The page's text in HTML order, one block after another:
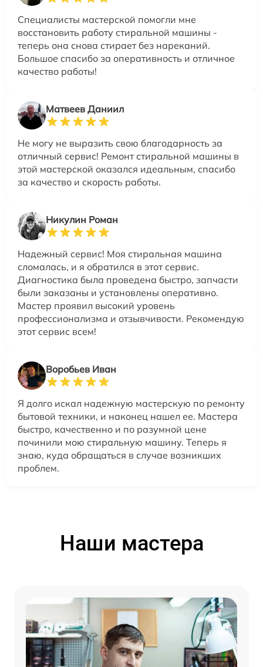
Специалисты мастерской помогли мне
восстановить работу стиральной машины -
теперь она снова стирает без нареканий.
Большое спасибо за оперативность и отличное
качество работы!
Матвеев Даниил
Не могу не выразить свою благодарность за
отличный сервис! Ремонт стиральной машины в
этой мастерской оказался идеальным, спасибо
за качество и скорость работы.
Никулин Роман
Надежный сервис! Моя стиральная машина
сломалась, и я обратился в этот сервис.
Диагностика была проведена быстро, запчасти
были заказаны и установлены оперативно.
Мастер проявил высокий уровень
профессионализма и отзывчивости. Рекомендую
этот сервис всем!
Воробьев Иван
Я долго искал надежную мастерскую по ремонту
бытовой техники, и наконец нашел ее. Мастера
быстро, качественно и по разумной цене
починили мою стиральную машину. Теперь я
знаю, куда обращаться в случае возникших
проблем.
Наши мастера